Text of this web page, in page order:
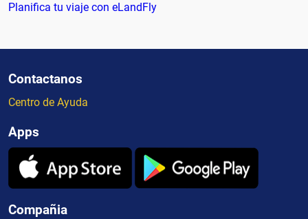
Planifica tu viaje con eLandFly
Contactanos
Centro de Ayuda
Apps
Compañia